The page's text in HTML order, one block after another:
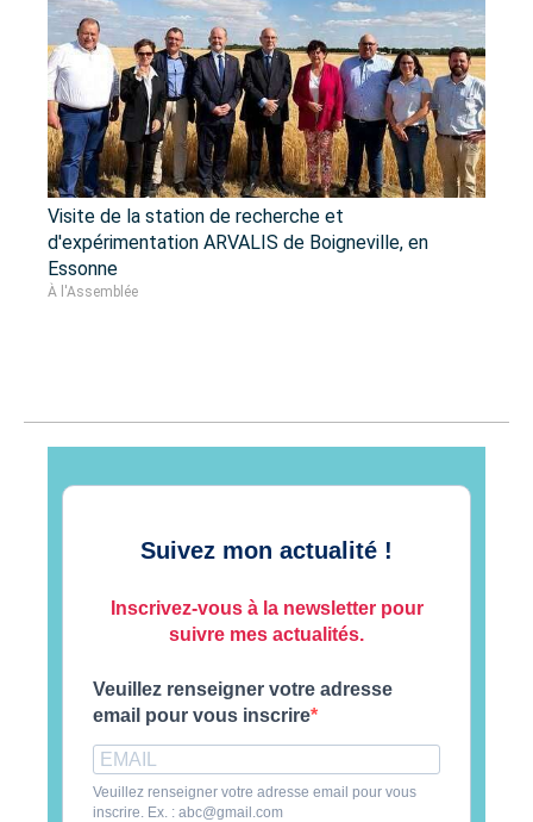
Visite de la station de recherche et
d'expérimentation ARVALIS de Boigneville, en
Essonne
À l'Assemblée
Suivez mon actualité !
Inscrivez-vous à la newsletter pour
suivre mes actualités.
Veuillez renseigner votre adresse
email pour vous inscrire
Veuillez renseigner votre adresse email pour vous
inscrire. Ex. : abc@gmail.com